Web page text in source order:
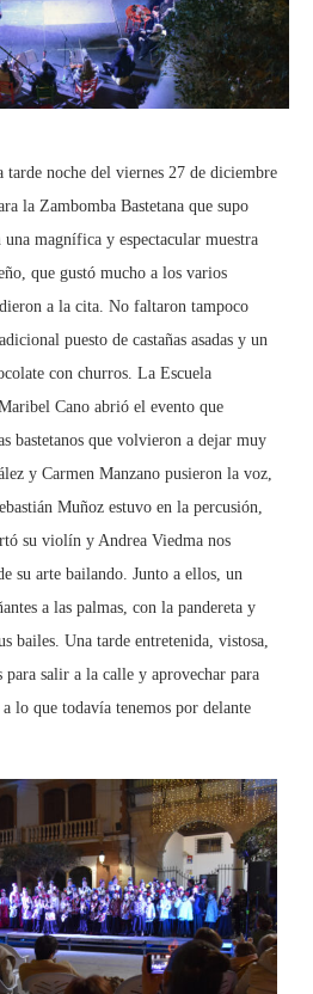
tarde noche del viernes 27 de diciembre
la Zambomba Bastetana que supo
magnífica y espectacular muestra
que gustó mucho a los varios
a la cita. No faltaron tampoco
puesto de castañas asadas y un
con churros. La Escuela
Cano abrió el evento que
bastetanos que volvieron a dejar muy
y Carmen Manzano pusieron la voz,
Muñoz estuvo en la percusión,
su violín y Andrea Viedma nos
su arte bailando. Junto a ellos, un
a las palmas, con la pandereta y
bailes. Una tarde entretenida, vistosa,
para salir a la calle y aprovechar para
lo que todavía tenemos por delante